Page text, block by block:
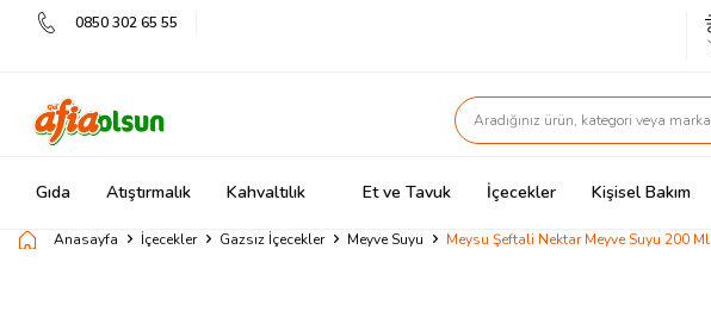
0850 302 65 55
Gıda Atıştırmalık Kahvaltılık Et ve Tavuk İçecekler Kişisel Bakım
Anasayfa İçecekler Gazsız İçecekler Meyve Suyu Meysu Şeftali Nektar Meyve Suyu 200 Ml